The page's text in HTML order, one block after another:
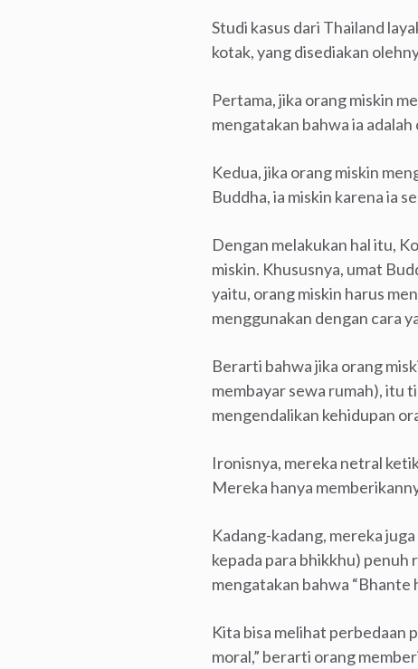
Studi kasus dari Thailand
kotak, yang disediakan
Pertama, jika orang miskin
mengatakan bahwa ia
Kedua, jika orang miskin
Buddha, ia miskin karena ia
Dengan melakukan hal itu,
miskin. Khususnya, umat
yaitu, orang miskin harus
menggunakan dengan cara
Berarti bahwa jika orang
membayar sewa rumah), itu
mengendalikan kehidupan
Ironisnya, mereka netral
Mereka hanya
Kadang-kadang, mereka
kepada para bhikkhu)
mengatakan bahwa “Bhante
Kita bisa melihat perbedaan
moral,” berarti orang